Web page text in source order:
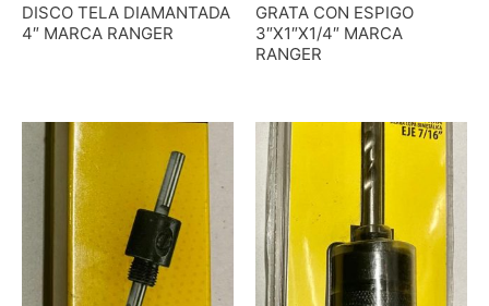
DISCO TELA DIAMANTADA
4″ MARCA RANGER
GRATA CON ESPIGO
3″X1″X1/4″ MARCA
RANGER